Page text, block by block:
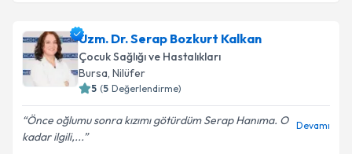
Prof. Dr. Selçuk Onartiçin randevu takvimi talebi
oluşturun. Size bu uzmandan randevu almanız için bir
takvim hazırlandığında e-posta ile bilgilendireceğiz.
Uzm. Dr. Serap Bozkurt Kalkan
Çocuk Sağlığı ve Hastalıkları
Bursa, Nilüfer
5 (5 Değerlendirme)
Önce oğlumu sonra kızımı götürdüm Serap Hanıma. O
kadar ilgili,...
Devamı